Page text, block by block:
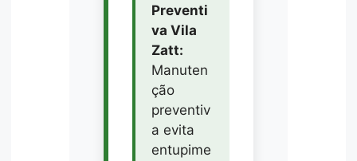
Preventi
va Vila
Zatt:
Manuten
ção
preventiv
a evita
entupime